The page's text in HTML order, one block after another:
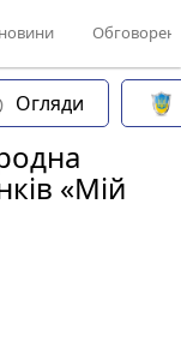
новини
Огляди
«Мій